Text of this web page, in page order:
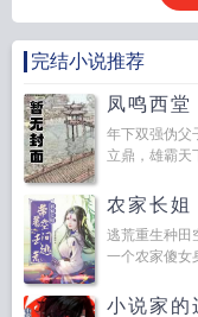
完结小说推荐
凤鸣西堂
年下双强伪父
立鼎，雄霸天
农家长姐
逃荒重生种田
一个农家傻女
小说家的